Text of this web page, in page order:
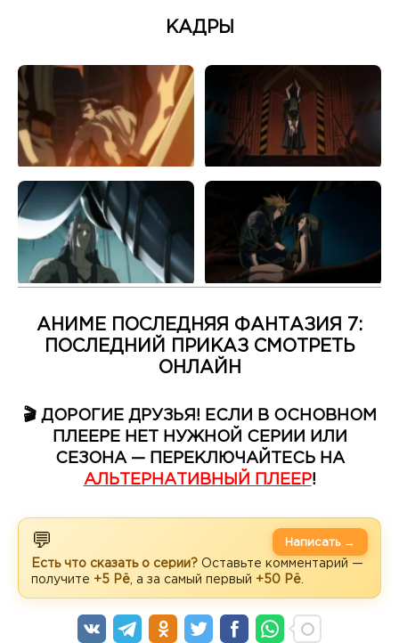
КАДРЫ
АНИМЕ ПОСЛЕДНЯЯ ФАНТАЗИЯ 7:
ПОСЛЕДНИЙ ПРИКАЗ СМОТРЕТЬ
ОНЛАЙН
🎬 ДОРОГИЕ ДРУЗЬЯ! ЕСЛИ В ОСНОВНОМ
ПЛЕЕРЕ НЕТ НУЖНОЙ СЕРИИ ИЛИ
СЕЗОНА — ПЕРЕКЛЮЧАЙТЕСЬ НА
АЛЬТЕРНАТИВНЫЙ ПЛЕЕР!
💬
Есть что сказать о серии? Оставьте комментарий —
получите +5 Рё , а за самый первый +50 Рё
Написать →